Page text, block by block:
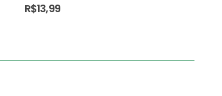
R$13,99